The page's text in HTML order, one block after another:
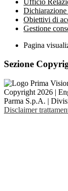
Dichiarazione
Obiettivi di
Gestione
Pagina
Sezione
Copyright 2026 |
Parma S.p.A. |
Disclaimer